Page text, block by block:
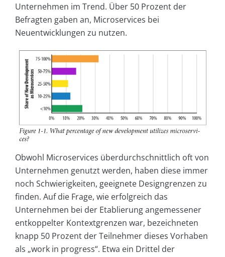
Unternehmen im Trend. Über 50 Prozent der
Befragten gaben an, Microservices bei
Neuentwicklungen zu nutzen.
Obwohl Microservices überdurchschnittlich oft von
Unternehmen genutzt werden, haben diese immer
noch Schwierigkeiten, geeignete Designgrenzen zu
finden. Auf die Frage, wie erfolgreich das
Unternehmen bei der Etablierung angemessener
entkoppelter Kontextgrenzen war, bezeichneten
knapp 50 Prozent der Teilnehmer dieses Vorhaben
als „work in progress“. Etwa ein Drittel der